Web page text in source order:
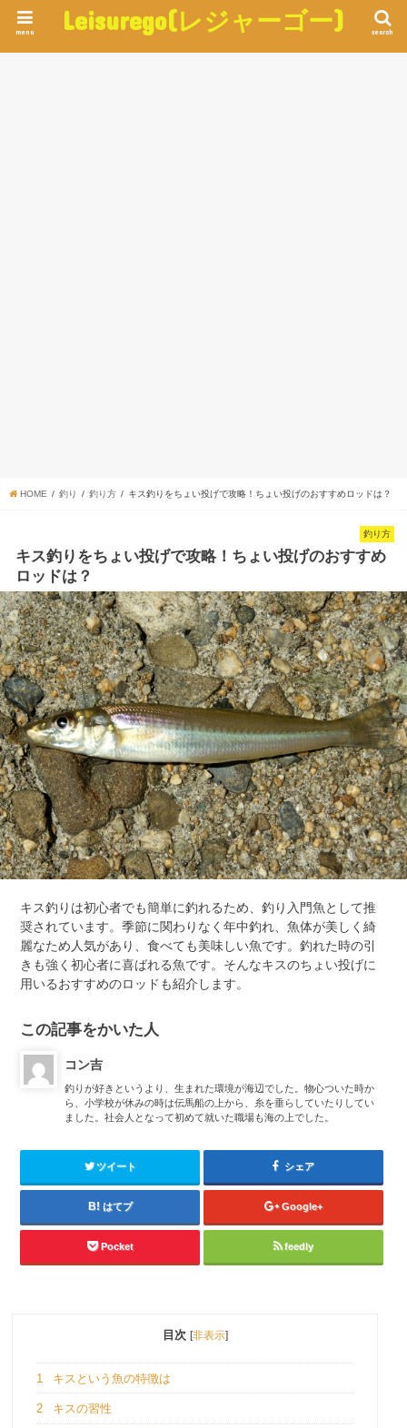
Leisurego(レジャーゴー) search
menu
HOME 釣り 釣り方 キス釣りをちょい投げで攻略！ちょい投げのおすすめロッドは？
釣り方
キス釣りをちょい投げで攻略！ちょい投げのおすすめ
ロッドは？
キス釣りは初心者でも簡単に釣れるため、釣り入門魚として推
奨されています。季節に関わりなく年中釣れ、魚体が美しく綺
麗なため人気があり、食べても美味しい魚です。釣れた時の引
きも強く初心者に喜ばれる魚です。そんなキスのちょい投げに
用いるおすすめのロッドも紹介します。
この記事をかいた人
コン吉
釣りが好きというより、生まれた環境が海辺でした。物心ついた時か
ら、小学校が休みの時は伝馬船の上から、糸を垂らしていたりしてい
ました。社会人となって初めて就いた職場も海の上でした。
ツイート シェア
はてブ Google+
Pocket feedly
目次 [非表示]
1 キスという魚の特徴は
2 キスの習性